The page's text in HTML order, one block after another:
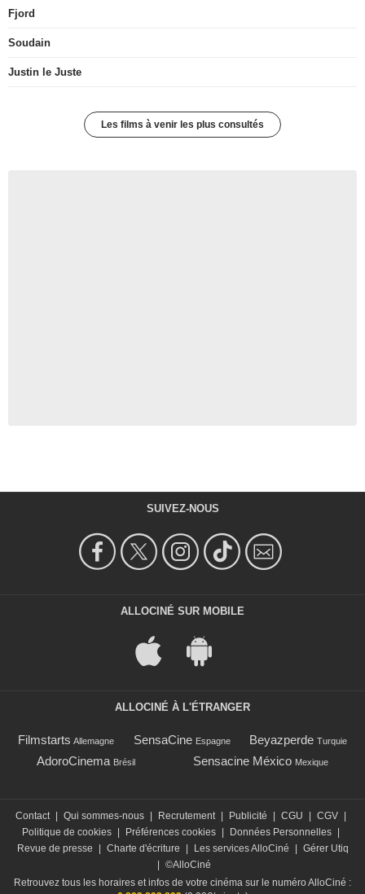
Fjord
Soudain
Justin le Juste
Les films à venir les plus consultés
SUIVEZ-NOUS
ALLOCINÉ SUR MOBILE
ALLOCINÉ À L'ÉTRANGER
Filmstarts Allemagne SensaCine Espagne Beyazperde Turquie
AdoroCinema Brésil Sensacine México Mexique
Contact Qui sommes-nous Recrutement Publicité CGU CGV
Politique de cookies
Préférences cookies Données Personnelles
Revue de presse
Charte d'écriture Les services AlloCiné
Gérer Utiq
©AlloCiné
Retrouvez tous les horaires et infos de votre cinéma sur le numéro AlloCiné :